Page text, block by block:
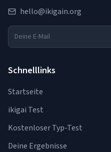
hello@ikigain.org
Schnelllinks
Startseite
ikigai Test
Kostenloser Typ-Test
Deine Ergebnisse